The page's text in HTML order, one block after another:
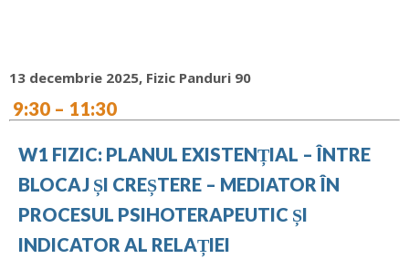
13 decembrie 2025, Fizic Panduri 90
9:30 – 11:30
W1 FIZIC: PLANUL EXISTENȚIAL – ÎNTRE
BLOCAJ ȘI CREȘTERE – MEDIATOR ÎN
PROCESUL PSIHOTERAPEUTIC ȘI
INDICATOR AL RELAȚIEI